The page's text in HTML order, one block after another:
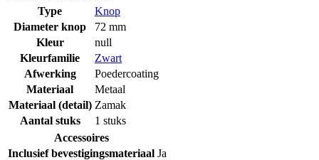
Type
Knop
Diameter knop
72 mm
Kleur
null
Kleurfamilie
Zwart
Afwerking
Poedercoating
Materiaal
Metaal
Materiaal (detail) Zamak
Aantal stuks
1 stuks
Accessoires
Inclusief bevestigingsmateriaal Ja